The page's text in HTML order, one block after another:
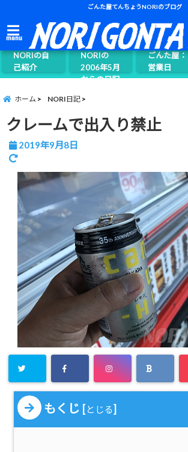
ごんた屋てんちょうNORIのブログ
menu
NORIの自
己紹介
ごんた屋て
んちょう
NORIの
2006年5月
からの日記
ごんた屋：
営業日
ホーム NORI日記
クレームで出入り禁止
2019年9月8日
もくじ [とじる]